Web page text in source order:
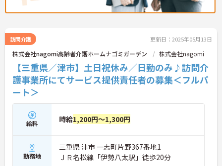
訪問介護 更新日：2025年05月13日
株式会社nagomi高齢者介護ホームナゴミガーデン 株式会社nagomi
【三重県／津市】土日祝休み／日勤のみ♪訪問介
護事業所にてサービス提供責任者の募集＜フルパ
ート＞
給料 時給1,200円～1,300円
勤務地
三重県 津市 一志町片野367番地1
ＪＲ名松線「伊勢八太駅」徒歩20分